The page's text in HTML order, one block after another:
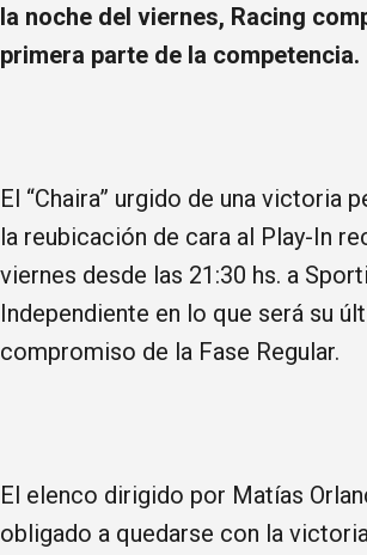
la noche del viernes, Racing
primera parte de la competencia.
El “Chaira” urgido de una victoria
la reubicación de cara al Play-In
viernes desde las 21:30 hs. a
Independiente en lo que será su
compromiso de la Fase Regular.
El elenco dirigido por Matías
obligado a quedarse con la